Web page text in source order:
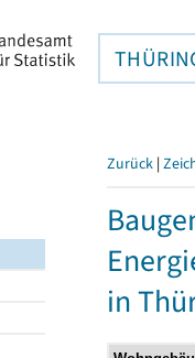
Zurück |
in